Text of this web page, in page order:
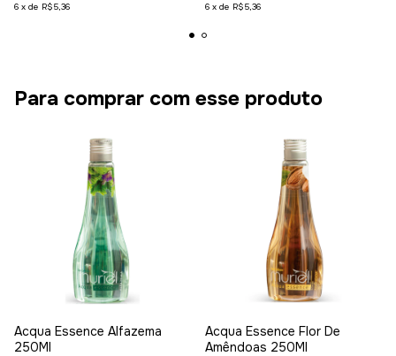
6 x de R$5,36 6 x de R$5,36
Para comprar com esse produto
Acqua Essence Alfazema
250Ml
Acqua Essence Flor De
Amêndoas 250Ml